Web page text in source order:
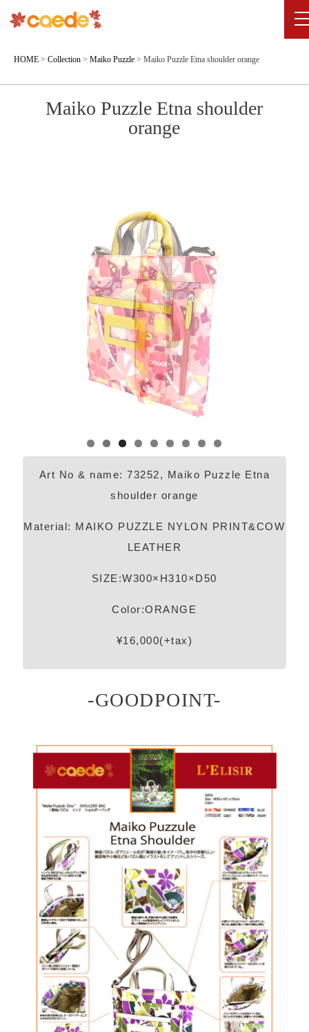
HOME > Collection > Maiko Puzzle > Maiko Puzzle Etna shoulder orange
Maiko Puzzle Etna shoulder
orange
Art No & name: 73252, Maiko Puzzle Etna
shoulder orange
Material: MAIKO PUZZLE NYLON PRINT&COW
LEATHER
SIZE:W300×H310×D50
Color:ORANGE
¥16,000(+tax)
-GOODPOINT-